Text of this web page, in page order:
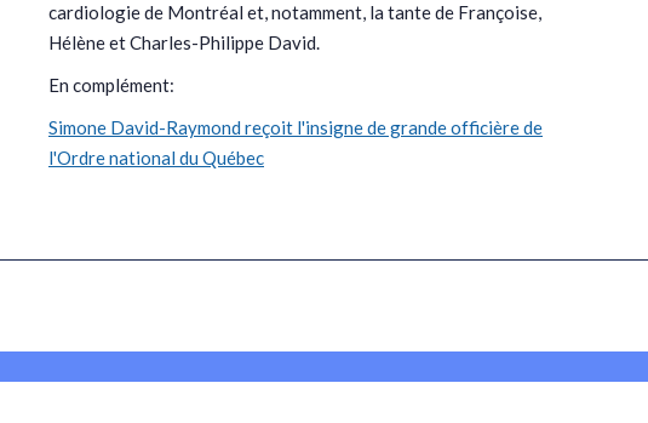
cardiologie de Montréal et, notamment, la tante de Françoise,
Hélène et Charles-Philippe David.
En complément:
Simone David-Raymond reçoit l'insigne de grande officière de
l'Ordre national du Québec